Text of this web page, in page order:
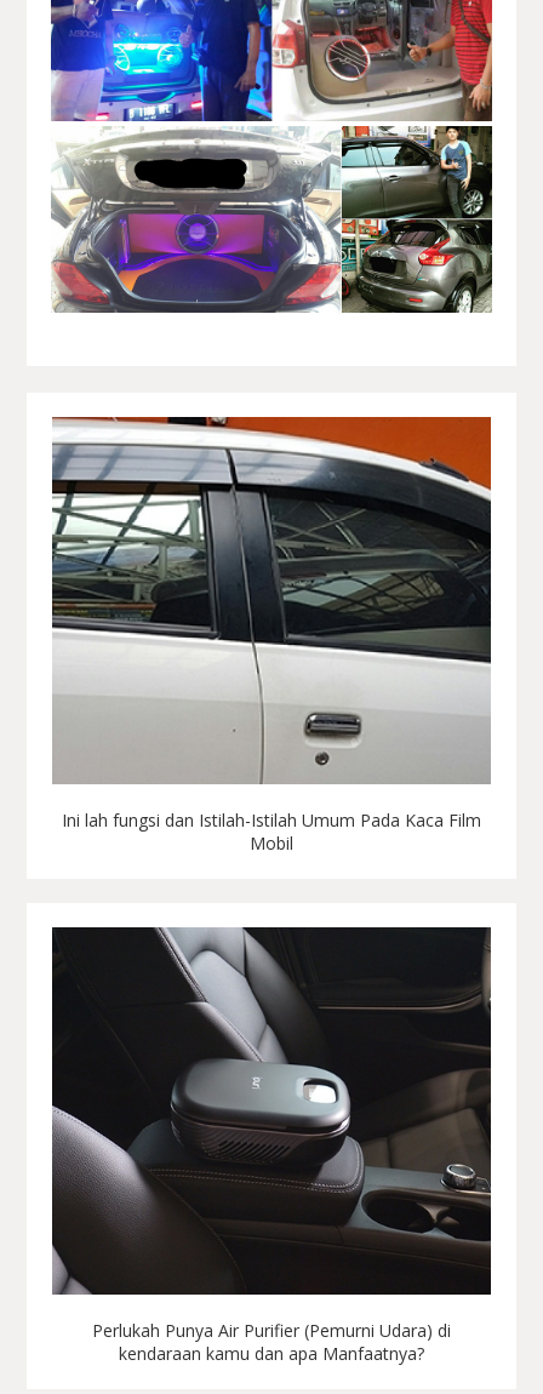
Ini lah fungsi dan Istilah-Istilah Umum Pada Kaca Film
Mobil
Perlukah Punya Air Purifier (Pemurni Udara) di
kendaraan kamu dan apa Manfaatnya?